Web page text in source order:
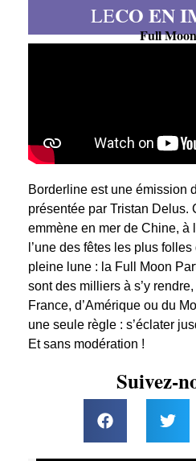
LECO EN
Full Moon
Borderline est une émission
présentée par Tristan Delus.
emmène en mer de Chine, à
l’une des fêtes les plus
pleine lune : la Full Moon
sont des milliers à s’y
France, d’Amérique ou du
une seule règle : s’éclater
Et sans modération !
Suivez-